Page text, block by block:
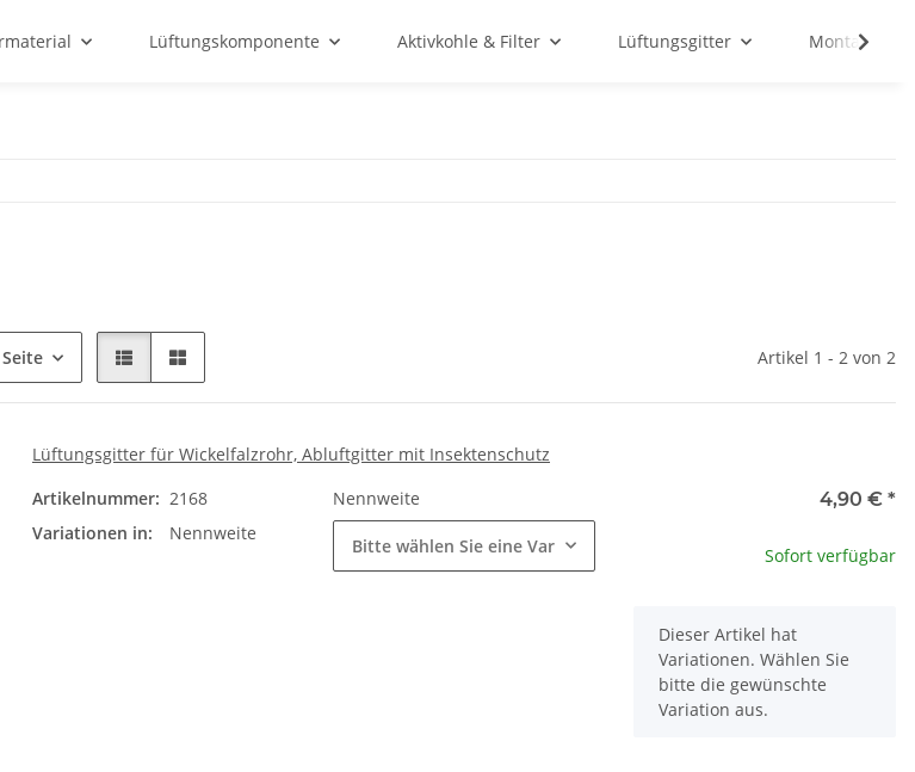
Lüftungskomponente Aktivkohle & Filter Lüftungsgitter
Artikel 1 - 2 von 2
Lüftungsgitter für Wickelfalzrohr, Abluftgitter mit Insektenschutz
Artikelnummer: 2168
Variationen in:
Nennweite
Nennweite
Bitte wählen Sie eine Variation.
4,90 € *
Sofort verfügbar
x
Dieser Artikel hat
Variationen. Wählen Sie
bitte die gewünschte
Variation aus.